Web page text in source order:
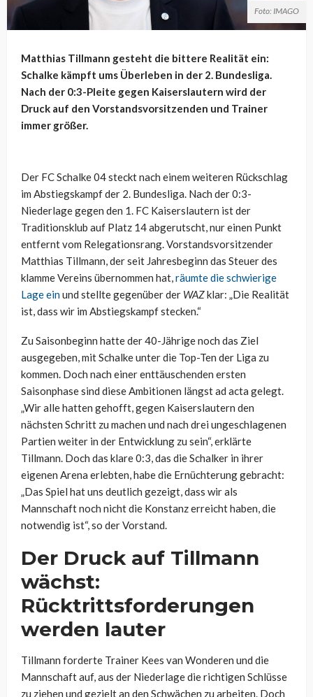
Foto: IMAGO
Matthias Tillmann gesteht die bittere Realität ein:
Schalke kämpft ums Überleben in der 2. Bundesliga.
Nach der 0:3-Pleite gegen Kaiserslautern wird der
Druck auf den Vorstandsvorsitzenden und Trainer
immer größer.
Der FC Schalke 04 steckt nach einem weiteren Rückschlag
im Abstiegskampf der 2. Bundesliga. Nach der 0:3-
Niederlage gegen den 1. FC Kaiserslautern ist der
Traditionsklub auf Platz 14 abgerutscht, nur einen Punkt
entfernt vom Relegationsrang. Vorstandsvorsitzender
Matthias Tillmann, der seit Jahresbeginn das Steuer des
klamme Vereins übernommen hat,räumte die schwierige
Lage einund stellte gegenüber der WAZklar: „Die Realität
ist, dass wir im Abstiegskampf stecken.“
Zu Saisonbeginn hatte der 40-Jährige noch das Ziel
ausgegeben, mit Schalke unter die Top-Ten der Liga zu
kommen. Doch nach einer enttäuschenden ersten
Saisonphase sind diese Ambitionen längst ad acta gelegt.
„Wir alle hatten gehofft, gegen Kaiserslautern den
nächsten Schritt zu machen und nach drei ungeschlagenen
Partien weiter in der Entwicklung zu sein“, erklärte
Tillmann. Doch das klare 0:3, das die Schalker in ihrer
eigenen Arena erlebten, habe die Ernüchterung gebracht:
„Das Spiel hat uns deutlich gezeigt, dass wir als
Mannschaft noch nicht die Konstanz erreicht haben, die
notwendig ist“, so der Vorstand.
Der Druck auf Tillmann
wächst:
Rücktrittsforderungen
werden lauter
Tillmann forderte Trainer Kees van Wonderen und die
Mannschaft auf, aus der Niederlage die richtigen Schlüsse
zu ziehen und gezielt an den Schwächen zu arbeiten. Doch